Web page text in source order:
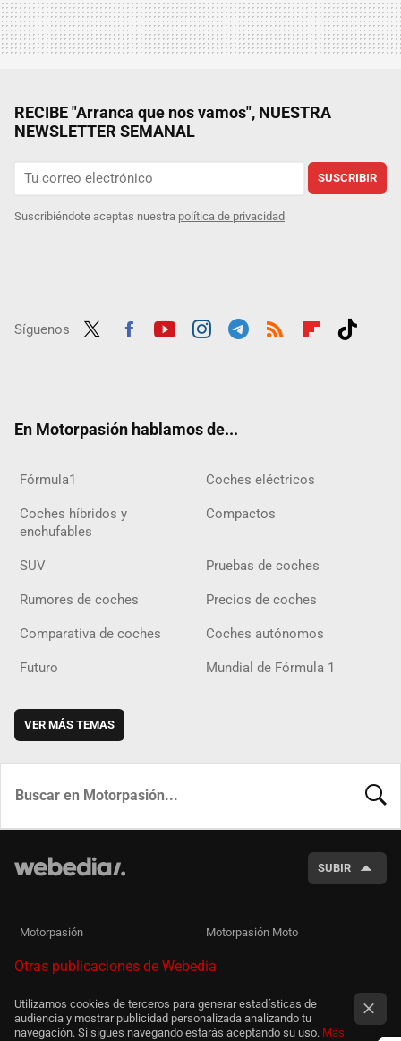
RECIBE "Arranca que nos vamos", NUESTRA
NEWSLETTER SEMANAL
SUSCRIBIR
Suscribiéndote aceptas nuestra política de privacidad
Síguenos
En Motorpasión hablamos de...
Fórmula1 Coches eléctricos
Coches híbridos y
enchufables
Compactos
SUV Pruebas de coches
Rumores de coches Precios de coches
Comparativa de coches Coches autónomos
Futuro Mundial de Fórmula 1
VER MÁS TEMAS
SUBIR
Motorpasión Motorpasión Moto
Otras publicaciones de Webedia
Utilizamos cookies de terceros para generar estadísticas de
audiencia y mostrar publicidad personalizada analizando tu
navegación. Si sigues navegando estarás aceptando su uso. Más